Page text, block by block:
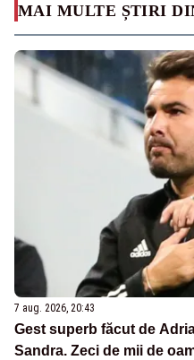
MAI MULTE ȘTIRI
7 aug. 2026, 20:43
Gest superb făcut de
Sandra. Zeci de mii de